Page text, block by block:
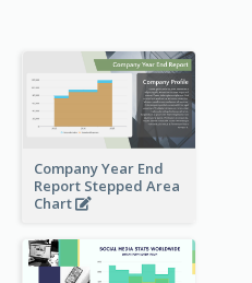
Company Year End
Report Stepped Area
Chart